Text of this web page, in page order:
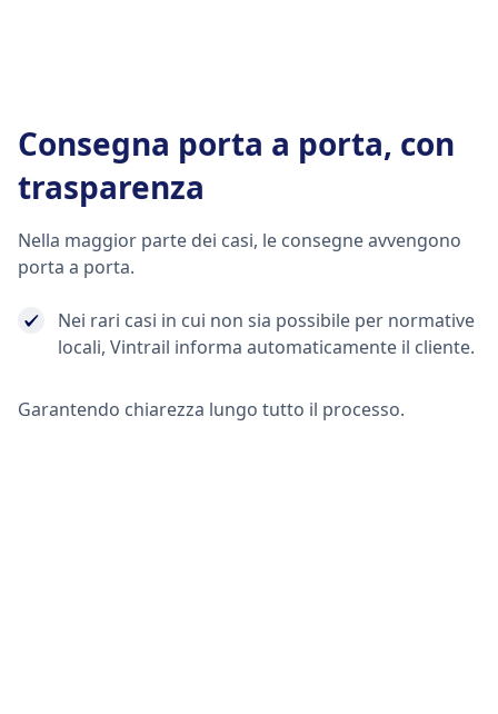
Consegna porta a porta, con
trasparenza
Nella maggior parte dei casi, le consegne avvengono
porta a porta.
Nei rari casi in cui non sia possibile per normative
locali, Vintrail informa automaticamente il cliente.
Garantendo chiarezza lungo tutto il processo.